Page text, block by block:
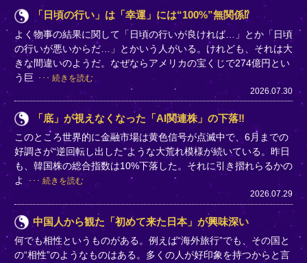
「日頃の行い」は「幸運」には“100%”無関係⁉
よく物事の結果に関して「日頃の行いが良ければ…」とか「日頃
の行いが悪いからだ…」とかいう人がいる。けれども、それは大
きな間違いのようだ。なぜならアメリカの宝くじで274億円とい
う巨
続きを読む
2026.07.30
「底」が視えなくなった「AI関連株」の下落‼
このところ世界的に金融市場は黄色信号が点滅中で、6月までの
好調さが“逆回転し出した”ような大荒れ模様が続いている。昨日
も、韓国株の総合指数は10%下落した。それに引き摺れらるかの
よ
続きを読む
2026.07.29
中国人から観た「初めて来た日本」が興味深い
何でも相性というものがある。例えば“海外旅行”でも、その国と
の“相性”のようなものはある。多くの人が好印象を持つからと言